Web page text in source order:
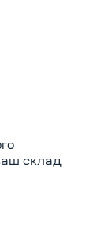
склад